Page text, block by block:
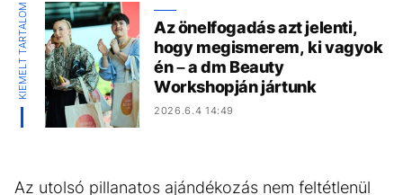
KIEMELT TARTALOM
Az önelfogadás azt jelenti,
hogy megismerem, ki vagyok
én – a dm Beauty
Workshopján jártunk
2026.6.4 14:49
Az utolsó pillanatos ajándékozás nem feltétlenül